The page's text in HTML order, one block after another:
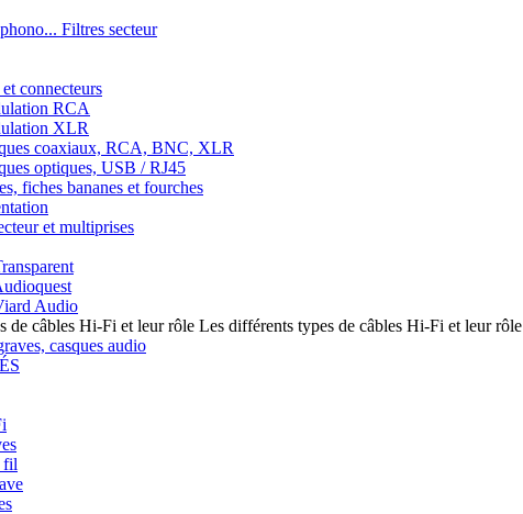
Filtres secteur
connecteurs
RCA
XLR
coaxiaux, RCA, BNC, XLR
optiques, USB / RJ45
fiches bananes et fourches
et multiprises
Audio
Les différents types de câbles Hi-Fi et leur rôle
casques audio
fil